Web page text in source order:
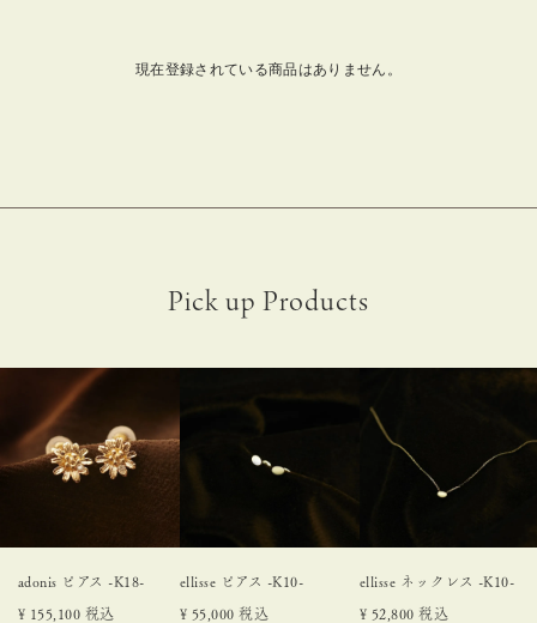
現在登録されている商品はありません。
adonis ピアス -K18-
¥ 155,100 税込
ellisse ピアス -K10-
¥ 55,000 税込
ellisse ネックレス -K10-
¥ 52,800 税込